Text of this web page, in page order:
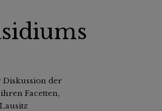
Diskussion der
Facetten,